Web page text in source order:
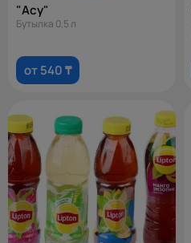
"Асу"
Бутылка 0,5 л
от 540 ₸